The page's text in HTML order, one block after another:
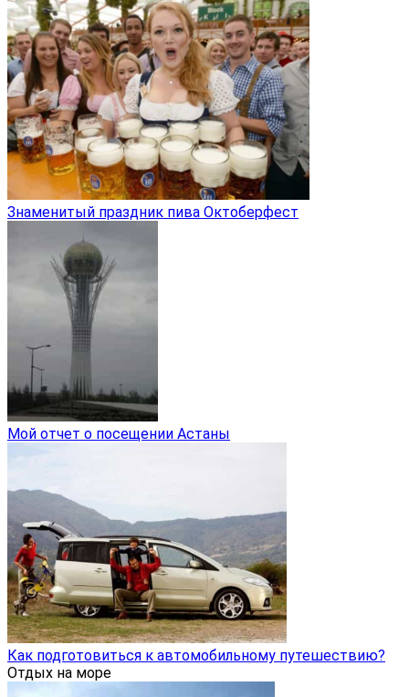
Знаменитый праздник пива Октоберфест
Мой отчет о посещении Астаны
Как подготовиться к автомобильному путешествию?
Отдых на море